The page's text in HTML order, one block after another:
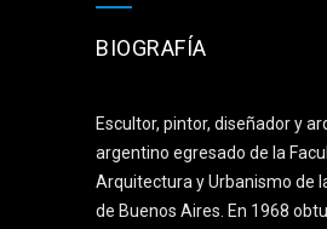
BIOGRAFÍA
Escultor, pintor, diseñador y
argentino egresado de la
Arquitectura y Urbanismo de
de Buenos Aires. En 1968